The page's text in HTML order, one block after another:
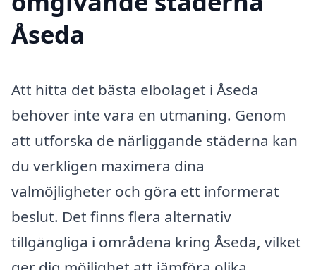
Åseda
Att hitta det bästa elbolaget i Åseda
behöver inte vara en utmaning. Genom
att utforska de närliggande städerna kan
du verkligen maximera dina
valmöjligheter och göra ett informerat
beslut. Det finns flera alternativ
tillgängliga i områdena kring Åseda, vilket